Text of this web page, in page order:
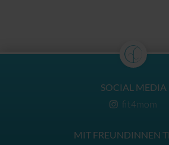
SOCIAL MEDIA
fit4mom
MIT FREUNDINNEN